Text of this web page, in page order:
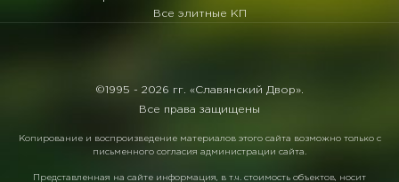
Все элитные КП
©1995 - 2026 гг. «Славянский Двор».
Все права защищены
Копирование и воспроизведение материалов этого сайта возможно только с
письменного согласия администрации сайта.
Представленная на сайте информация, в т.ч. стоимость объектов, носит